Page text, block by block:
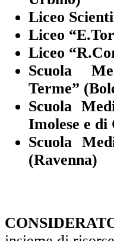
Liceo
Liceo
Liceo
Scuola
Terme”
Scuola
Imolese e di
Scuola
(Ravenna)